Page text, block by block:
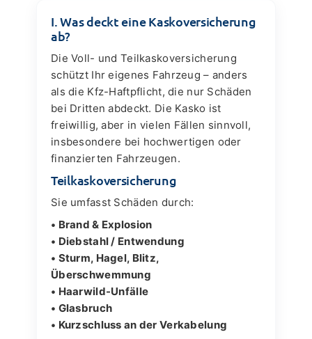
I. Was deckt eine Kaskoversicherung
ab?
Die Voll- und Teilkaskoversicherung
schützt Ihr eigenes Fahrzeug – anders
als die Kfz-Haftpflicht, die nur Schäden
bei Dritten abdeckt. Die Kasko ist
freiwillig, aber in vielen Fällen sinnvoll,
insbesondere bei hochwertigen oder
finanzierten Fahrzeugen.
Teilkaskoversicherung
Sie umfasst Schäden durch:
• Brand & Explosion
• Diebstahl / Entwendung
• Sturm, Hagel, Blitz,
Überschwemmung
• Haarwild-Unfälle
• Glasbruch
• Kurzschluss an der Verkabelung